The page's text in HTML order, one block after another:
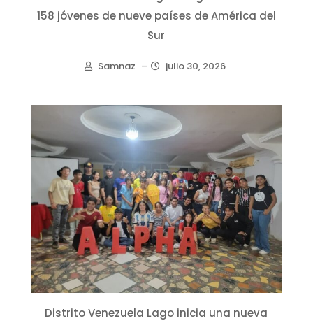
158 jóvenes de nueve países de América del
Sur
Samnaz – julio 30, 2026
Distrito Venezuela Lago inicia una nueva